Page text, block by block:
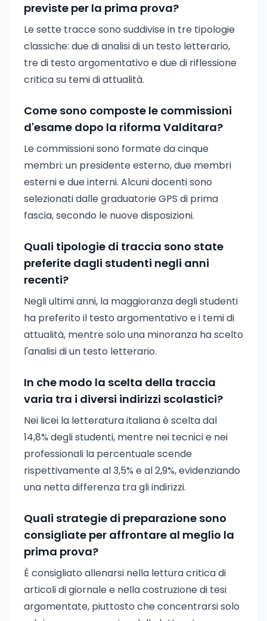
previste per la prima prova?
Le sette tracce sono suddivise in tre tipologie
classiche: due di analisi di un testo letterario,
tre di testo argomentativo e due di riflessione
critica su temi di attualità.
Come sono composte le commissioni
d'esame dopo la riforma Valditara?
Le commissioni sono formate da cinque
membri: un presidente esterno, due membri
esterni e due interni. Alcuni docenti sono
selezionati dalle graduatorie GPS di prima
fascia, secondo le nuove disposizioni.
Quali tipologie di traccia sono state
preferite dagli studenti negli anni
recenti?
Negli ultimi anni, la maggioranza degli studenti
ha preferito il testo argomentativo e i temi di
attualità, mentre solo una minoranza ha scelto
l'analisi di un testo letterario.
In che modo la scelta della traccia
varia tra i diversi indirizzi scolastici?
Nei licei la letteratura italiana è scelta dal
14,8% degli studenti, mentre nei tecnici e nei
professionali la percentuale scende
rispettivamente al 3,5% e al 2,9%, evidenziando
una netta differenza tra gli indirizzi.
Quali strategie di preparazione sono
consigliate per affrontare al meglio la
prima prova?
È consigliato allenarsi nella lettura critica di
articoli di giornale e nella costruzione di tesi
argomentate, piuttosto che concentrarsi solo